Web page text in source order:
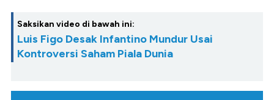
Saksikan video di bawah ini:
Luis Figo Desak Infantino Mundur Usai
Kontroversi Saham Piala Dunia